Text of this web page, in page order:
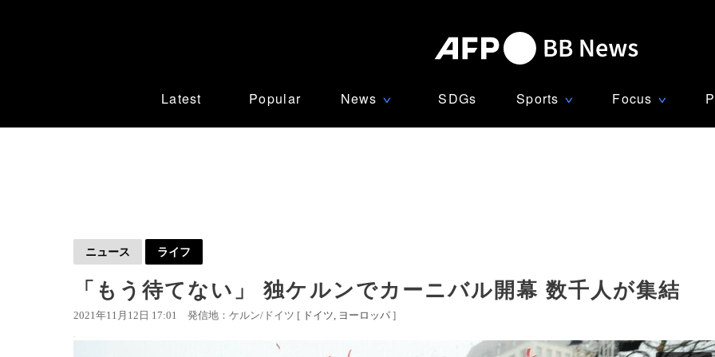
Latest Popular News ∨ SDGs Sports ∨ Focus ∨
ニュース ライフ
「もう待てない」 独ケルンでカーニバル開幕 数千人が集結
2021年11月12日 17:01 発信地：ケルン/ドイツ [ ドイツ ヨーロッパ ]